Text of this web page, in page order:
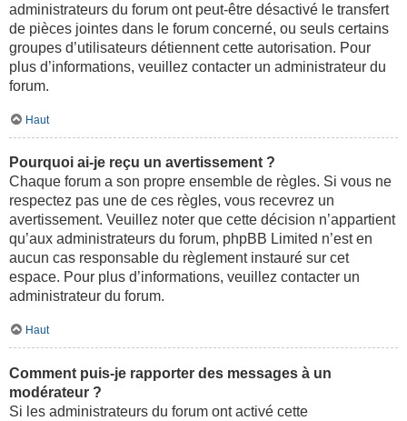
administrateurs du forum ont peut-être désactivé le transfert
de pièces jointes dans le forum concerné, ou seuls certains
groupes d’utilisateurs détiennent cette autorisation. Pour
plus d’informations, veuillez contacter un administrateur du
forum.
Haut
Pourquoi ai-je reçu un avertissement ?
Chaque forum a son propre ensemble de règles. Si vous ne
respectez pas une de ces règles, vous recevrez un
avertissement. Veuillez noter que cette décision n’appartient
qu’aux administrateurs du forum, phpBB Limited n’est en
aucun cas responsable du règlement instauré sur cet
espace. Pour plus d’informations, veuillez contacter un
administrateur du forum.
Haut
Comment puis-je rapporter des messages à un
modérateur ?
Si les administrateurs du forum ont activé cette